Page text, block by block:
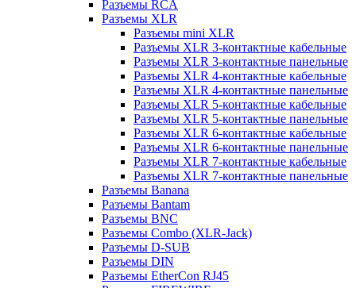
Разъемы RCA
Разъемы XLR
Разъемы mini XLR
Разъемы XLR 3-контактные кабельные
Разъемы XLR 3-контактные панельные
Разъемы XLR 4-контактные кабельные
Разъемы XLR 4-контактные панельные
Разъемы XLR 5-контактные кабельные
Разъемы XLR 5-контактные панельные
Разъемы XLR 6-контактные кабельные
Разъемы XLR 6-контактные панельные
Разъемы XLR 7-контактные кабельные
Разъемы XLR 7-контактные панельные
Разъемы Banana
Разъемы Bantam
Разъемы BNC
Разъемы Combo (XLR-Jack)
Разъемы D-SUB
Разъемы DIN
Разъемы EtherCon RJ45